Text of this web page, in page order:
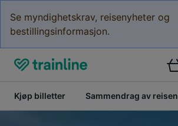
Se myndighetskrav, reisenyheter og
bestillingsinformasjon.
Kjøp billetter Sammendrag av reisen